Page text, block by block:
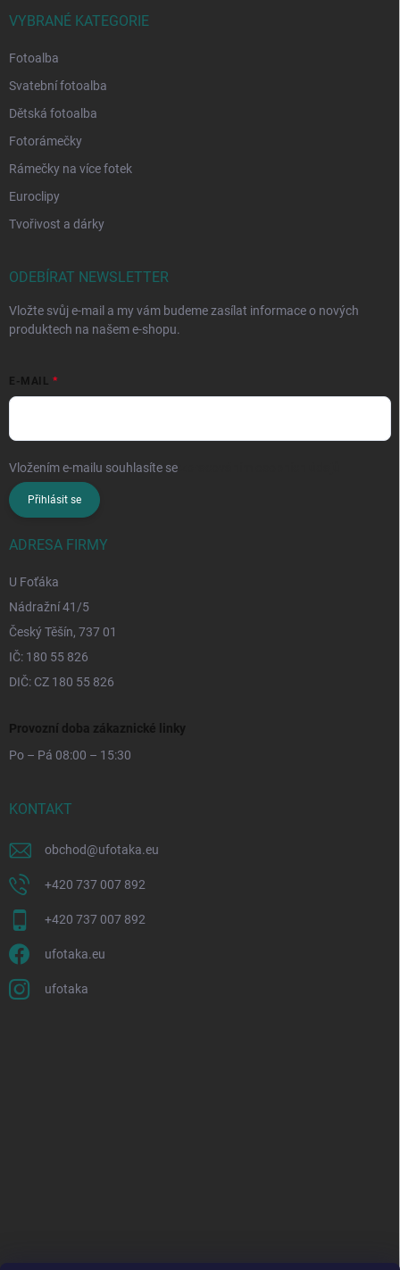
VYBRANÉ KATEGORIE
Fotoalba
Svatební fotoalba
Dětská fotoalba
Fotorámečky
Rámečky na více fotek
Euroclipy
Tvořivost a dárky
ODEBÍRAT NEWSLETTER
Vložte svůj e-mail a my vám budeme zasílat informace o nových
produktech na našem e-shopu.
E-MAIL
Vložením e-mailu souhlasíte se
Přihlásit se
ADRESA FIRMY
U Foťáka
Nádražní 41/5
Český Těšín, 737 01
IČ: 180 55 826
DIČ: CZ 180 55 826
Provozní doba zákaznické linky
Po – Pá 08:00 – 15:30
KONTAKT
obchod@ufotaka.eu
+420 737 007 892
+420 737 007 892
ufotaka.eu
ufotaka